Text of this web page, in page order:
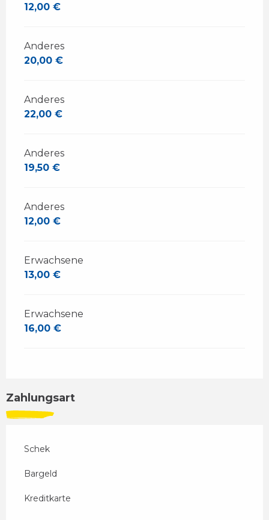
12,00 €
Anderes
20,00 €
Anderes
22,00 €
Anderes
19,50 €
Anderes
12,00 €
Erwachsene
13,00 €
Erwachsene
16,00 €
Zahlungsart
Schek
Bargeld
Kreditkarte